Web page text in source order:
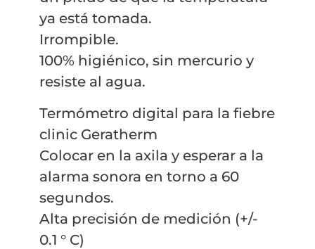
ya está tomada.
Irrompible.
100% higiénico, sin mercurio y
resiste al agua.
Termómetro digital para la fiebre
clinic Geratherm
Colocar en la axila y esperar a la
alarma sonora en torno a 60
segundos.
Alta precisión de medición (+/-
0.1 ° C)